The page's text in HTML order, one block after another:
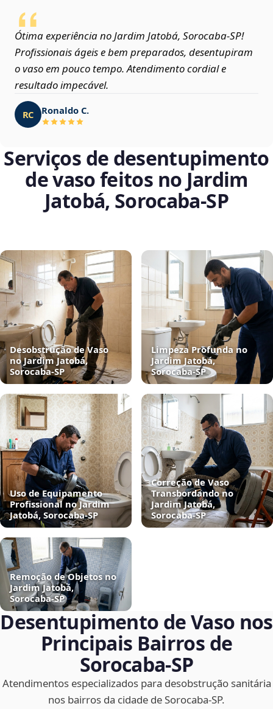
Ótima experiência no Jardim Jatobá, Sorocaba‑SP!
Profissionais ágeis e bem preparados, desentupiram
o vaso em pouco tempo. Atendimento cordial e
resultado impecável.
RC Ronaldo C.
Serviços de desentupimento
de vaso feitos no Jardim
Jatobá, Sorocaba‑SP
Desobstrução de Vaso
no Jardim Jatobá,
Sorocaba‑SP
Limpeza Profunda no
Jardim Jatobá,
Sorocaba‑SP
Uso de Equipamento
Profissional no Jardim
Jatobá, Sorocaba‑SP
Correção de Vaso
Transbordando no
Jardim Jatobá,
Sorocaba‑SP
Remoção de Objetos no
Jardim Jatobá,
Sorocaba‑SP
Desentupimento de Vaso nos
Principais Bairros de
Sorocaba‑SP
Atendimentos especializados para desobstrução sanitária
nos bairros da cidade de Sorocaba‑SP.